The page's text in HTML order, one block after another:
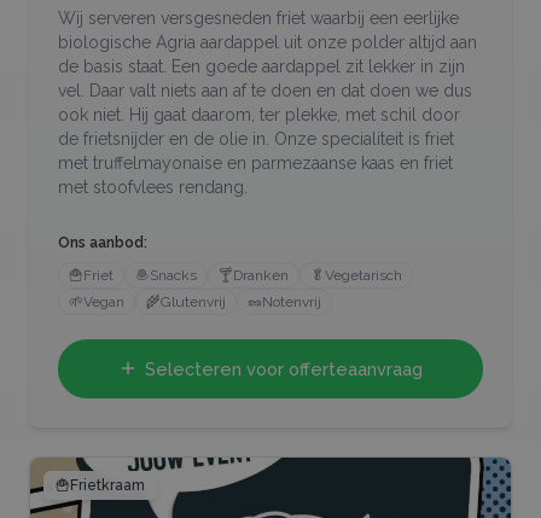
Wij serveren versgesneden friet waarbij een eerlijke
biologische Agria aardappel uit onze polder altijd aan
de basis staat. Een goede aardappel zit lekker in zijn
vel. Daar valt niets aan af te doen en dat doen we dus
ook niet. Hij gaat daarom, ter plekke, met schil door
de frietsnijder en de olie in. Onze specialiteit is friet
met truffelmayonaise en parmezaanse kaas en friet
met stoofvlees rendang.
Ons aanbod:
🍟Friet 🧆Snacks 🍸Dranken 🥬 Vegetarisch
🌱Vegan 🌾Glutenvrij 🥜Notenvrij
Selecteren voor offerteaanvraag
🍟Frietkraam